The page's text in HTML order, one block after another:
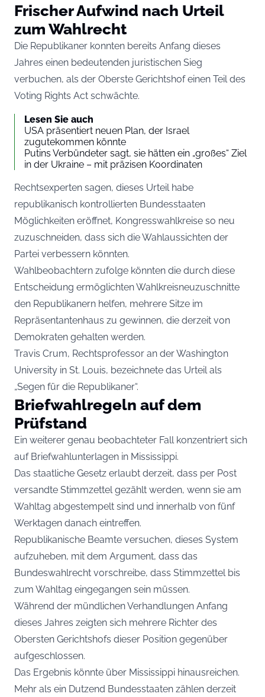
Frischer Aufwind nach Urteil
zum Wahlrecht
Die Republikaner konnten bereits Anfang dieses
Jahres einen bedeutenden juristischen Sieg
verbuchen, als der Oberste Gerichtshof einen Teil des
Voting Rights Act schwächte.
Lesen Sie auch
USA präsentiert neuen Plan, der Israel
zugutekommen könnte
Putins Verbündeter sagt, sie hätten ein „großes“ Ziel
in der Ukraine – mit präzisen Koordinaten
Rechtsexperten sagen, dieses Urteil habe
republikanisch kontrollierten Bundesstaaten
Möglichkeiten eröffnet, Kongresswahlkreise so neu
zuzuschneiden, dass sich die Wahlaussichten der
Partei verbessern könnten.
Wahlbeobachtern zufolge könnten die durch diese
Entscheidung ermöglichten Wahlkreisneuzuschnitte
den Republikanern helfen, mehrere Sitze im
Repräsentantenhaus zu gewinnen, die derzeit von
Demokraten gehalten werden.
Travis Crum, Rechtsprofessor an der Washington
University in St. Louis, bezeichnete das Urteil als
„Segen für die Republikaner“.
Briefwahlregeln auf dem
Prüfstand
Ein weiterer genau beobachteter Fall konzentriert sich
auf Briefwahlunterlagen in Mississippi.
Das staatliche Gesetz erlaubt derzeit, dass per Post
versandte Stimmzettel gezählt werden, wenn sie am
Wahltag abgestempelt sind und innerhalb von fünf
Werktagen danach eintreffen.
Republikanische Beamte versuchen, dieses System
aufzuheben, mit dem Argument, dass das
Bundeswahlrecht vorschreibe, dass Stimmzettel bis
zum Wahltag eingegangen sein müssen.
Während der mündlichen Verhandlungen Anfang
dieses Jahres zeigten sich mehrere Richter des
Obersten Gerichtshofs dieser Position gegenüber
aufgeschlossen.
Das Ergebnis könnte über Mississippi hinausreichen.
Mehr als ein Dutzend Bundesstaaten zählen derzeit